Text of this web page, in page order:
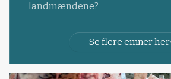
landmændene?
Se flere emner her